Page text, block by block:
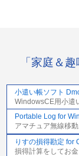
「家庭＆
小遣い帳ソフト
WindowsCE用小遣
Portable Log for
アマチュア無線移
りすの損得勘定 for
損得計算をしてお